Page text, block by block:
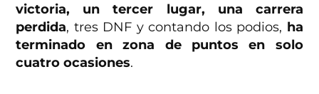
victoria, un tercer lugar, una carrera
perdida, tres DNF y contando los podios, ha
terminado en zona de puntos en solo
cuatro ocasiones.